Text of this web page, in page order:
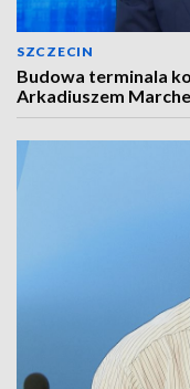
SZCZECIN
Budowa terminala
Arkadiuszem